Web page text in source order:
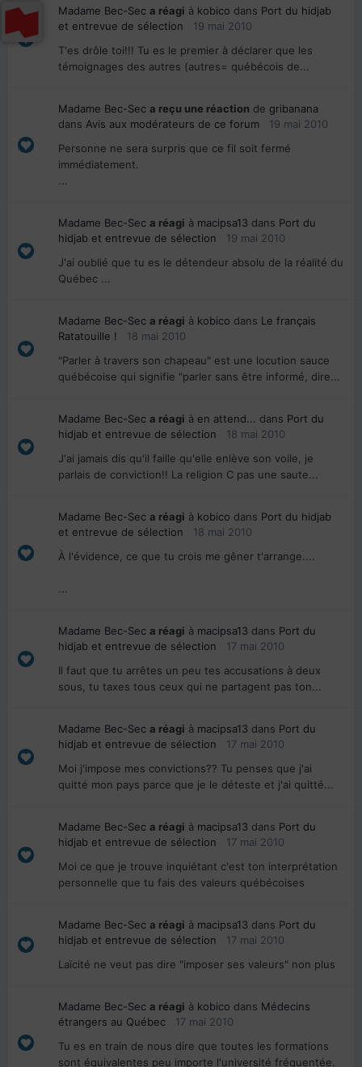
Madame Bec-Sec a réagi à kobico dans Port du hidjab
et entrevue de sélection
19 mai 2010
T'es drôle toi!!! Tu es le premier à déclarer que les
témoignages des autres (autres= québécois de...
Madame Bec-Sec a reçu une réaction de gribanana
dans Avis aux modérateurs de ce forum
19 mai 2010
Personne ne sera surpris que ce fil soit fermé
immédiatement.
...
Madame Bec-Sec a réagi à macipsa13 dans Port du
hidjab et entrevue de sélection
19 mai 2010
J'ai oublié que tu es le détendeur absolu de la réalité du
Québec ...
Madame Bec-Sec a réagi à kobico dans Le français
Ratatouille !
18 mai 2010
"Parler à travers son chapeau" est une locution sauce
québécoise qui signifie "parler sans être informé, dire...
Madame Bec-Sec a réagi à en attend... dans Port du
hidjab et entrevue de sélection
18 mai 2010
J'ai jamais dis qu'il faille qu'elle enlève son voile, je
parlais de conviction!! La religion C pas une saute...
Madame Bec-Sec a réagi à kobico dans Port du hidjab
et entrevue de sélection
18 mai 2010
À l'évidence, ce que tu crois me gêner t'arrange....
...
Madame Bec-Sec a réagi à macipsa13 dans Port du
hidjab et entrevue de sélection
17 mai 2010
Il faut que tu arrêtes un peu tes accusations à deux
sous, tu taxes tous ceux qui ne partagent pas ton...
Madame Bec-Sec a réagi à macipsa13 dans Port du
hidjab et entrevue de sélection
17 mai 2010
Moi j'impose mes convictions?? Tu penses que j'ai
quitté mon pays parce que je le déteste et j'ai quitté...
Madame Bec-Sec a réagi à macipsa13 dans Port du
hidjab et entrevue de sélection
17 mai 2010
Moi ce que je trouve inquiétant c'est ton interprétation
personnelle que tu fais des valeurs québécoises
Madame Bec-Sec a réagi à macipsa13 dans Port du
hidjab et entrevue de sélection
17 mai 2010
Laïcité ne veut pas dire "imposer ses valeurs" non plus
Madame Bec-Sec a réagi à kobico dans Médecins
étrangers au Québec
17 mai 2010
Tu es en train de nous dire que toutes les formations
sont équivalentes peu importe l'université fréquentée.